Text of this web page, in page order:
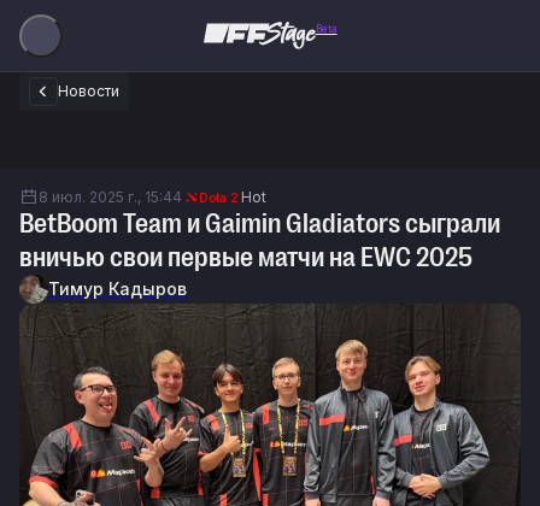
Beta
Новости
8 июл. 2025 г., 15:44 Dota 2 Hot
BetBoom Team и Gaimin Gladiators сыграли
вничью свои первые матчи на EWC 2025
Тимур Кадыров